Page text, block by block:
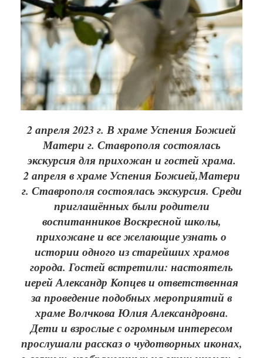
2 апреля 2023 г. В храме Успения Божией
Матери г. Ставрополя состоялась
экскурсия для прихожан и гостей храма.
2 апреля в храме Успения Божией,Матери
г. Ставрополя состоялась экскурсия. Среди
приглашённых были родители
воспитанников Воскресной школы,
прихожане и все желающие узнать о
истории одного из старейших храмов
города. Гостей встретили: настоятель
иерей Александр Копцев и ответственная
за проведение подобных мероприятий в
храме Волчкова Юлия Александровна.
Дети и взрослые с огромным интересом
прослушали рассказ о чудотворных иконах,